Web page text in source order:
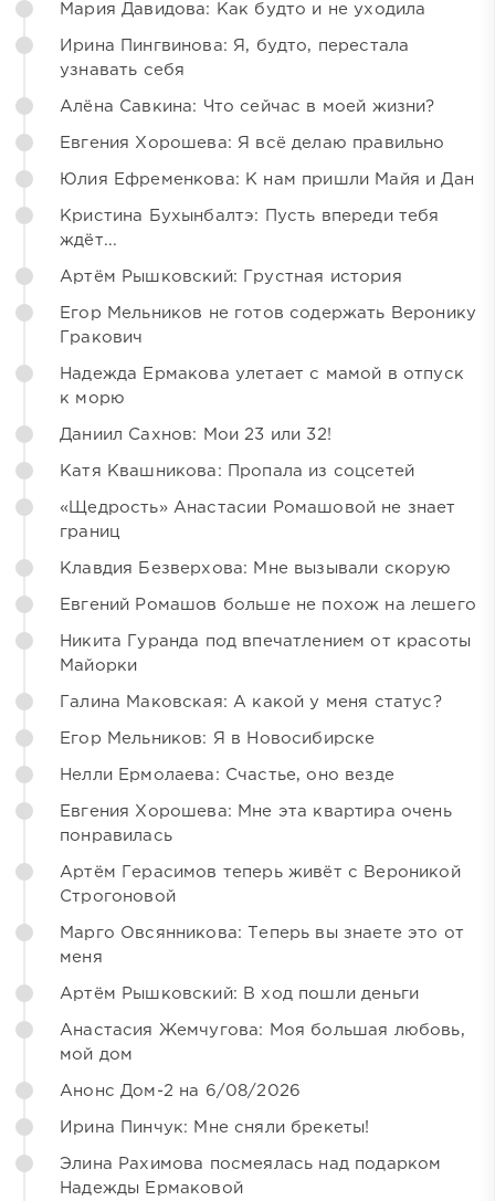
Мария Давидова: Как будто и не уходила
Ирина Пингвинова: Я, будто, перестала
узнавать себя
Алёна Савкина: Что сейчас в моей жизни?
Евгения Хорошева: Я всё делаю правильно
Юлия Ефременкова: К нам пришли Майя и Дан
Кристина Бухынбалтэ: Пусть впереди тебя
ждёт...
Артём Рышковский: Грустная история
Егор Мельников не готов содержать Веронику
Гракович
Надежда Ермакова улетает с мамой в отпуск
к морю
Даниил Сахнов: Мои 23 или 32!
Катя Квашникова: Пропала из соцсетей
«Щедрость» Анастасии Ромашовой не знает
границ
Клавдия Безверхова: Мне вызывали скорую
Евгений Ромашов больше не похож на лешего
Никита Гуранда под впечатлением от красоты
Майорки
Галина Маковская: А какой у меня статус?
Егор Мельников: Я в Новосибирске
Нелли Ермолаева: Счастье, оно везде
Евгения Хорошева: Мне эта квартира очень
понравилась
Артём Герасимов теперь живёт с Вероникой
Строгоновой
Марго Овсянникова: Теперь вы знаете это от
меня
Артём Рышковский: В ход пошли деньги
Анастасия Жемчугова: Моя большая любовь,
мой дом
Анонс Дом-2 на 6/08/2026
Ирина Пинчук: Мне сняли брекеты!
Элина Рахимова посмеялась над подарком
Надежды Ермаковой